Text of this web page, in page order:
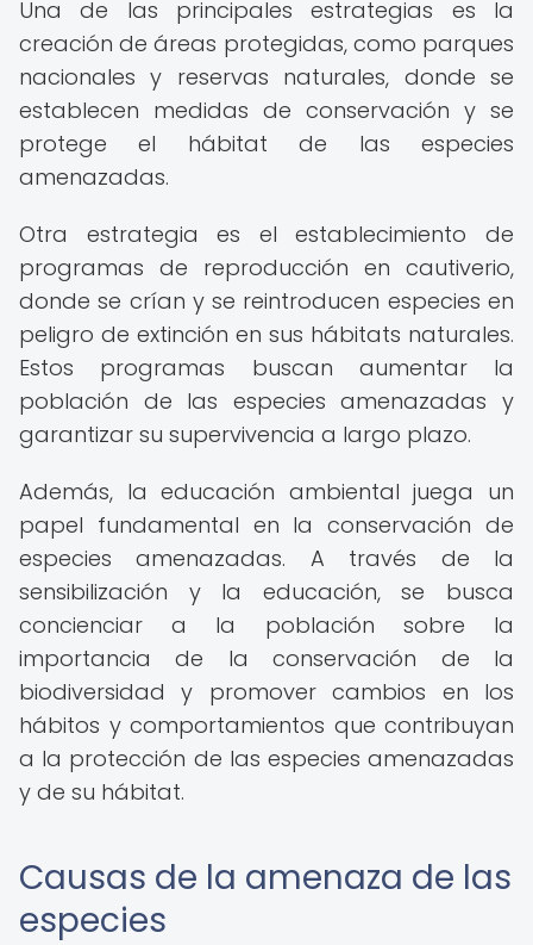
Una de las principales estrategias es la
creación de áreas protegidas, como parques
nacionales y reservas naturales, donde se
establecen medidas de conservación y se
protege el hábitat de las especies
amenazadas.
Otra estrategia es el establecimiento de
programas de reproducción en cautiverio,
donde se crían y se reintroducen especies en
peligro de extinción en sus hábitats naturales.
Estos programas buscan aumentar la
población de las especies amenazadas y
garantizar su supervivencia a largo plazo.
Además, la educación ambiental juega un
papel fundamental en la conservación de
especies amenazadas. A través de la
sensibilización y la educación, se busca
concienciar a la población sobre la
importancia de la conservación de la
biodiversidad y promover cambios en los
hábitos y comportamientos que contribuyan
a la protección de las especies amenazadas
y de su hábitat.
Causas de la amenaza de las
especies